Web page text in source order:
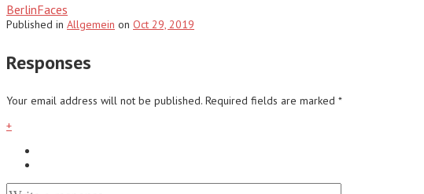
BerlinFaces
Published in Allgemein on Oct 29, 2019
Responses
Your email address will not be published. Required fields are marked *
+